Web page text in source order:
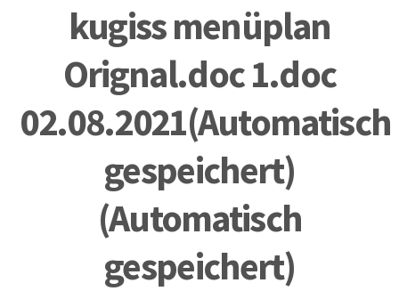
kugiss menüplan
Orignal.doc 1.doc
02.08.2021(Automatisch
gespeichert)
(Automatisch
gespeichert)